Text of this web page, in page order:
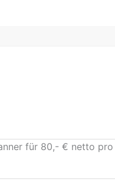
für 80,- € netto pro